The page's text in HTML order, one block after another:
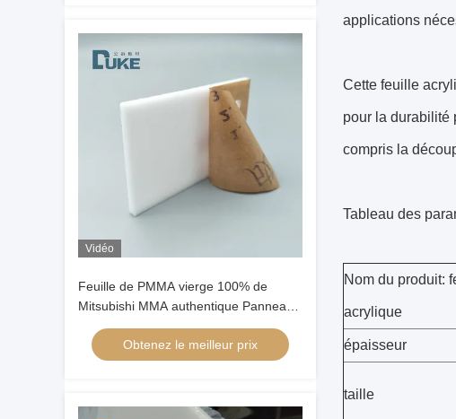
Vidéo
Feuille de PMMA vierge 100% de
Mitsubishi MMA authentique Panneau
acrylique coulé personnalisable pour
affichageObtenez le meilleur prix
applications
Cette feuille
pour la durabilité
compris la
Tableau des
Nom du produit:
acrylique
épaisseur
taille